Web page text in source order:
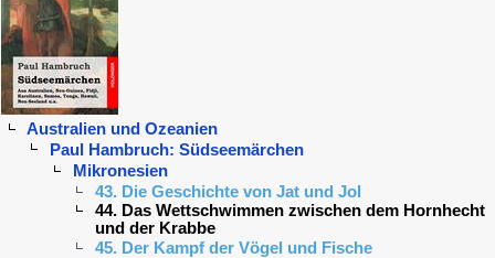
Australien und Ozeanien
Paul Hambruch: Südseemärchen
Mikronesien
43. Die Geschichte von Jat und Jol
44. Das Wettschwimmen zwischen dem Hornhecht
und der Krabbe
45. Der Kampf der Vögel und Fische